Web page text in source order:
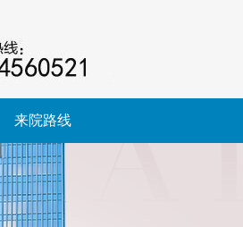
来院路线